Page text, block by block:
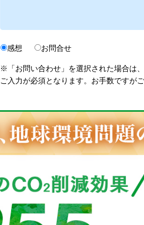
感想 お問合せ
※「お問い合わせ」を選択された場合は
ご入力が必須となります。お手数ですが